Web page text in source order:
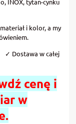
i kolor, a my
Dostawa w całej
cenę i
w